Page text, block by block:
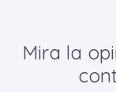
Mira la